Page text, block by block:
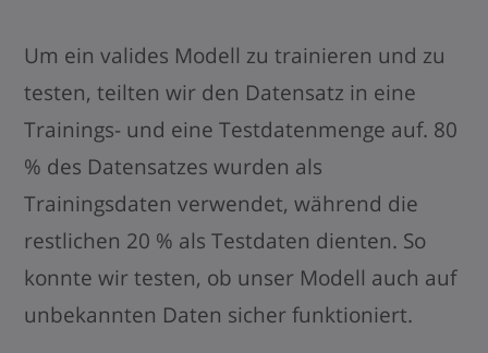
Um ein valides Modell zu trainieren und zu
testen, teilten wir den Datensatz in eine
Trainings- und eine Testdatenmenge auf. 80
% des Datensatzes wurden als
Trainingsdaten verwendet, während die
restlichen 20 % als Testdaten dienten. So
konnte wir testen, ob unser Modell auch auf
unbekannten Daten sicher funktioniert.